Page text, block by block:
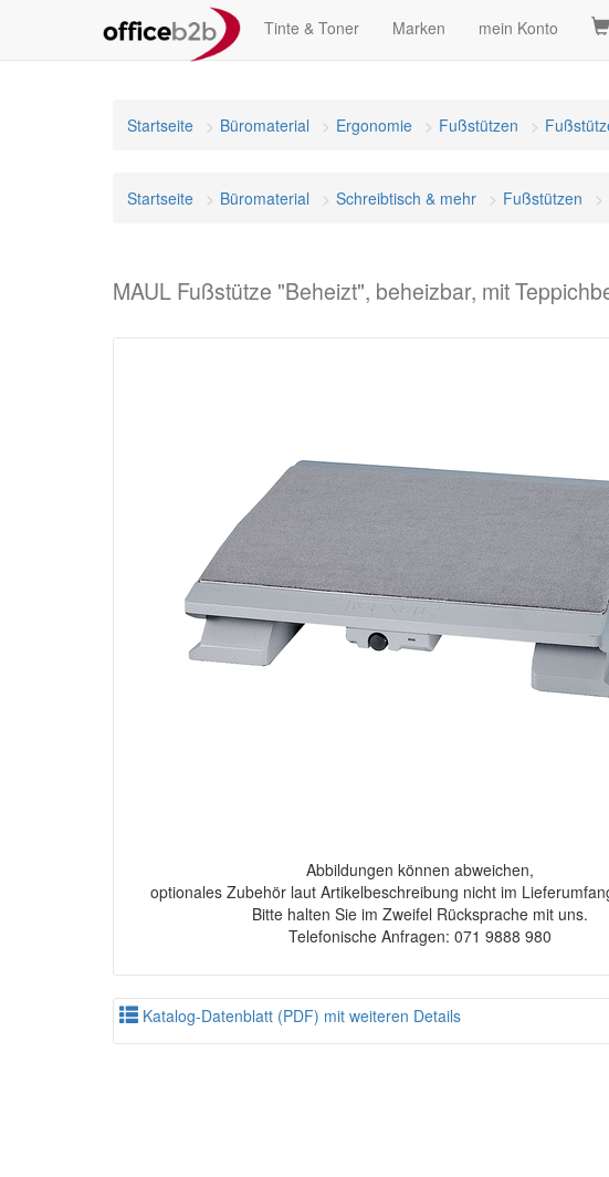
Tinte & Toner Marken mein Konto
Startseite Büromaterial Ergonomie Fußstützen
Startseite Büromaterial Schreibtisch & mehr Fußstützen
MAUL Fußstütze "Beheizt", beheizbar, mit
Abbildungen können abweichen,
optionales Zubehör laut Artikelbeschreibung nicht im
Bitte halten Sie im Zweifel Rücksprache mit uns.
Telefonische Anfragen: 071 9888 980
Katalog-Datenblatt (PDF) mit weiteren Details